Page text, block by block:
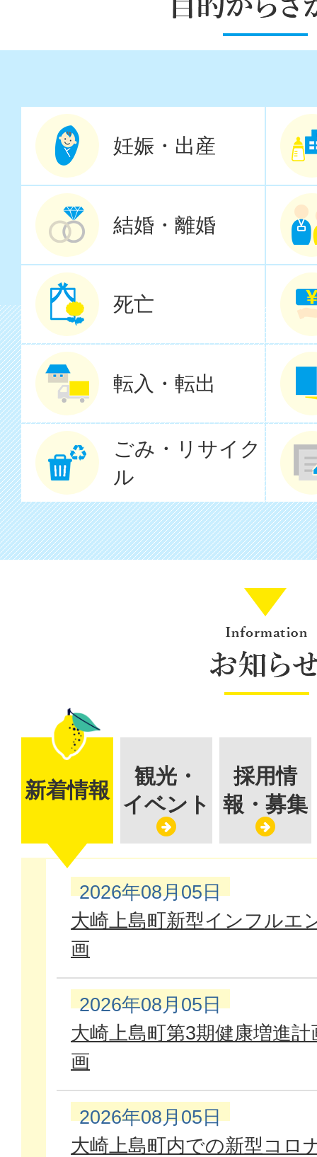
purpose
目
ら
が
妊娠・出産
結婚・離婚
死亡
転入・転出
ごみ・リサイク
ル
お
知
せ
新着情報
観光・
イベント
採用情
報・募集
新
着
情
報
2026年08月05日
大崎上島町新型インフルエ
画
2026年08月05日
大崎上島町第3期健康増進
画
2026年08月05日
大崎上島町内での新型コロ